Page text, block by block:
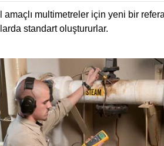
multimetreler için yeni bir
standart oluştururlar.